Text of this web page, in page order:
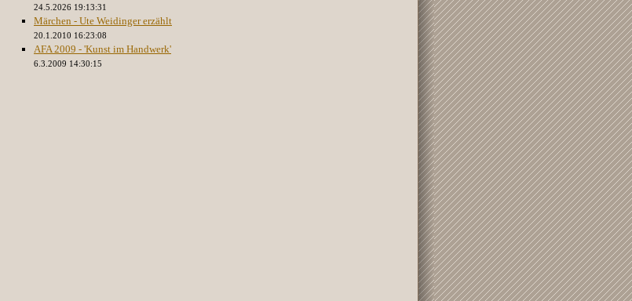
24.5.2026 19:13:31
Märchen - Ute Weidinger erzählt
20.1.2010 16:23:08
AFA 2009 - 'Kunst im Handwerk'
6.3.2009 14:30:15